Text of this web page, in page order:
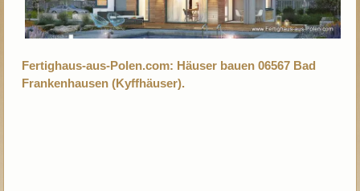
Fertighaus-aus-Polen.com: Häuser bauen 06567 Bad
Frankenhausen (Kyffhäuser).